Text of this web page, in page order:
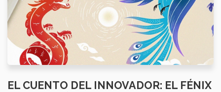
EL CUENTO DEL INNOVADOR: EL FÉNIX